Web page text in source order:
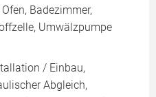
Badezimmer,
Umwälzpumpe
/ Einbau,
Abgleich,